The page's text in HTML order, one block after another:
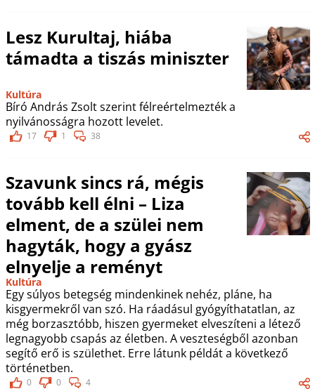
Lesz Kurultaj, hiába
támadta a tiszás miniszter
Kultúra
Bíró András Zsolt szerint félreértelmezték a
nyilvánosságra hozott levelet.
17 1 38
Szavunk sincs rá, mégis
tovább kell élni – Liza
elment, de a szülei nem
hagyták, hogy a gyász
elnyelje a reményt
Kultúra
Egy súlyos betegség mindenkinek nehéz, pláne, ha
kisgyermekről van szó. Ha ráadásul gyógyíthatatlan, az
még borzasztóbb, hiszen gyermeket elveszíteni a létező
legnagyobb csapás az életben. A veszteségből azonban
segítő erő is születhet. Erre látunk példát a következő
történetben.
0 0 4